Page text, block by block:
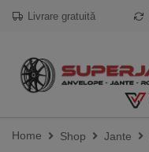
Livrare gratuită
Home Shop Jante